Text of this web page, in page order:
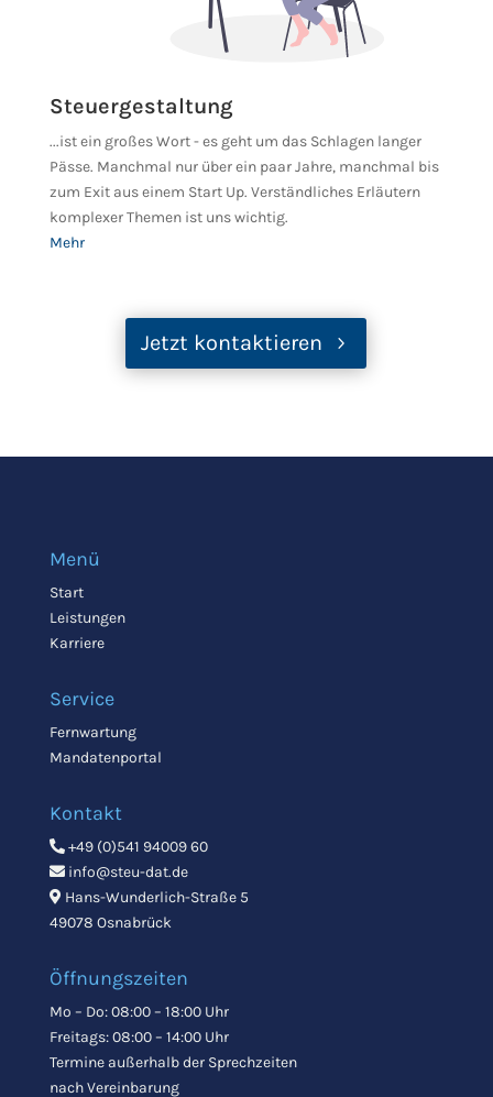
Steuergestaltung
...ist ein großes Wort - es geht um das Schlagen langer
Pässe. Manchmal nur über ein paar Jahre, manchmal bis
zum Exit aus einem Start Up. Verständliches Erläutern
komplexer Themen ist uns wichtig.
Mehr
Jetzt kontaktieren
Menü
Start
Leistungen
Karriere
Service
Fernwartung
Mandatenportal
Kontakt
+49 (0)541 94009 60
info@steu-dat.de
Hans-Wunderlich-Straße 5
49078 Osnabrück
Öffnungszeiten
Mo – Do: 08:00 – 18:00 Uhr
Freitags: 08:00 – 14:00 Uhr
Termine außerhalb der Sprechzeiten
nach Vereinbarung